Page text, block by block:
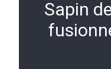
Sapin